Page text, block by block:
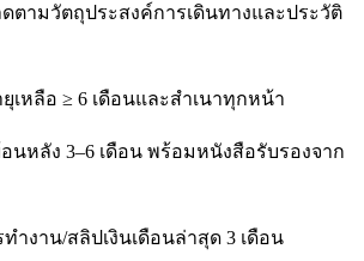
ตามวัตถุประสงค์การเดินทางและประวัติ
เหลือ ≥ 6 เดือนและสำเนาทุกหน้า
นหลัง 3–6 เดือน พร้อมหนังสือรับรองจาก
ำงาน/สลิปเงินเดือนล่าสุด 3 เดือน